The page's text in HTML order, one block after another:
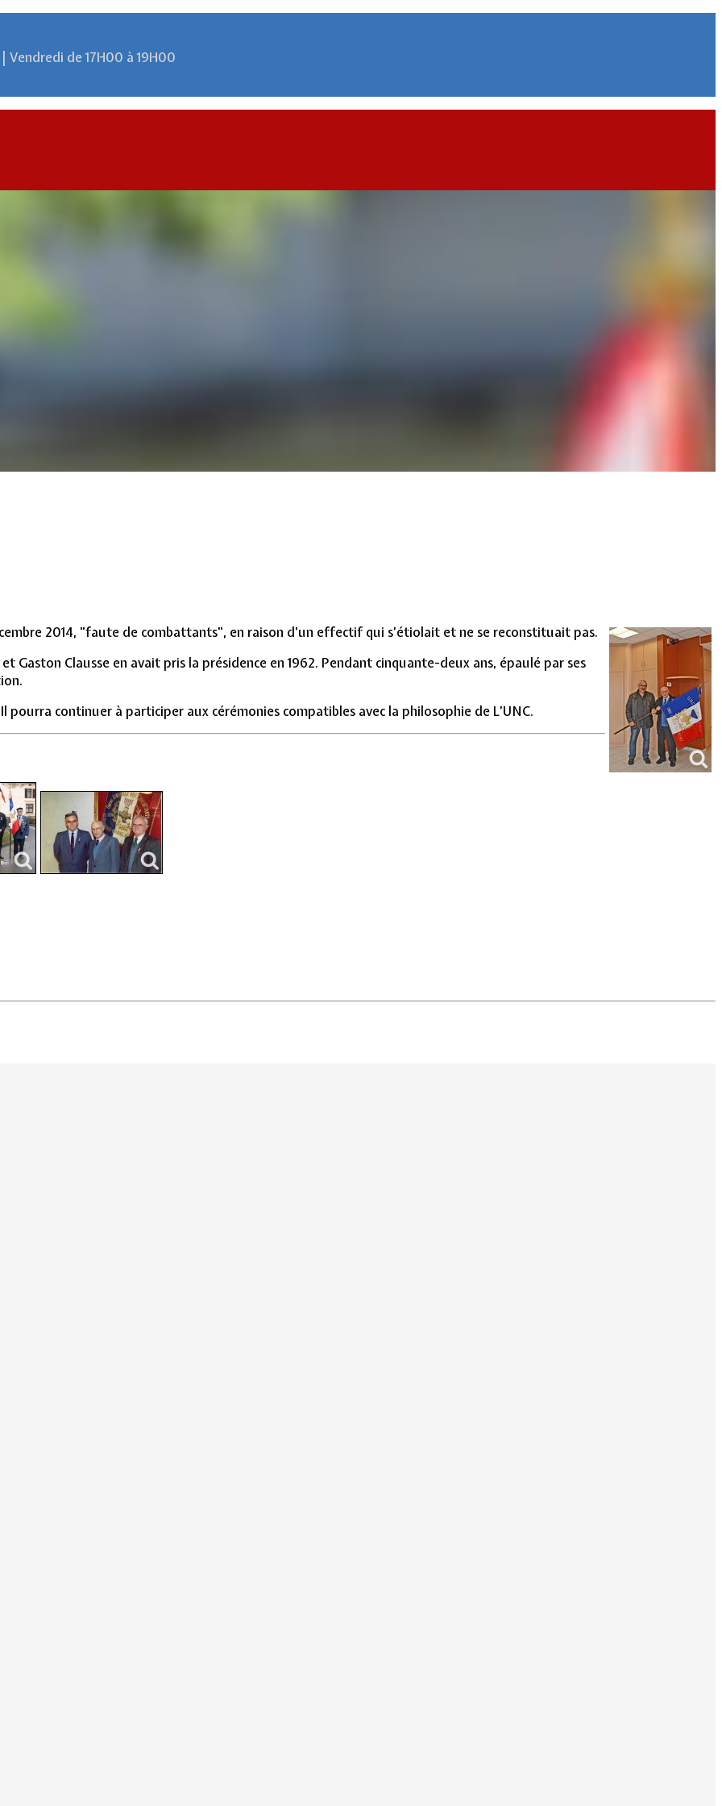
Vendredi de 17H00 à 19H00
2014, "faute de combattants", en raison d’un effectif qui s’étiolait et ne se reconstituait pas.
Gaston Clausse en avait pris la présidence en 1962. Pendant cinquante-deux ans, épaulé par ses
pourra continuer à participer aux cérémonies compatibles avec la philosophie de L’UNC.